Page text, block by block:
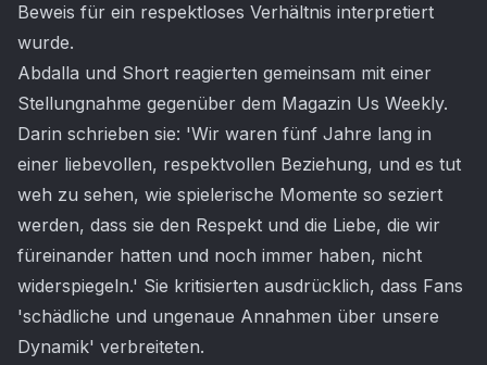
Beweis für ein respektloses Verhältnis interpretiert
wurde.
Abdalla und Short reagierten gemeinsam mit einer
Stellungnahme gegenüber dem Magazin Us Weekly.
Darin schrieben sie: 'Wir waren fünf Jahre lang in
einer liebevollen, respektvollen Beziehung, und es tut
weh zu sehen, wie spielerische Momente so seziert
werden, dass sie den Respekt und die Liebe, die wir
füreinander hatten und noch immer haben, nicht
widerspiegeln.' Sie kritisierten ausdrücklich, dass Fans
'schädliche und ungenaue Annahmen über unsere
Dynamik' verbreiteten.